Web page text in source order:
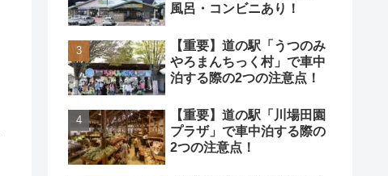
風呂・コンビニあり！
【重要】道の駅「うつのみ
やろまんちっく村」で車中
泊する際の2つの注意点！
【重要】道の駅「川場田園
プラザ」で車中泊する際の
2つの注意点！